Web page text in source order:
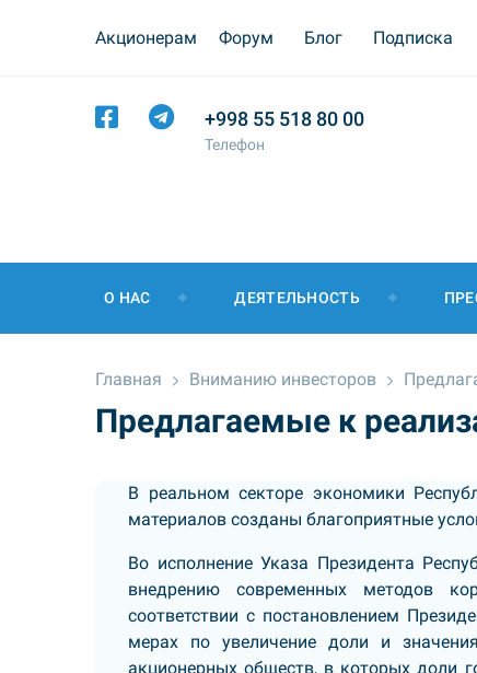
Акционерам Форум Блог Подписка
+998 55 518 80 00
Телефон
О НАС ДЕЯТЕЛЬНОСТЬ
Главная Вниманию инвесторов
Предлагаемые к
В реальном секторе экономики
материалов созданы благоприятные
Во исполнение Указа Президента
внедрению современных методов
соответствии с постановлением
мерах по увеличение доли и
акционерных обществ, в которых доли